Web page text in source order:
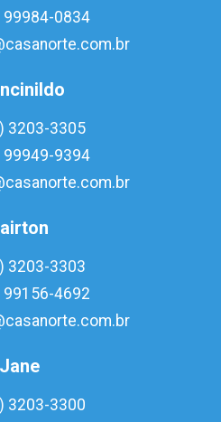
99984-0834
3203-3305
99949-9394
3203-3303
99156-4692
Jane
3203-3300